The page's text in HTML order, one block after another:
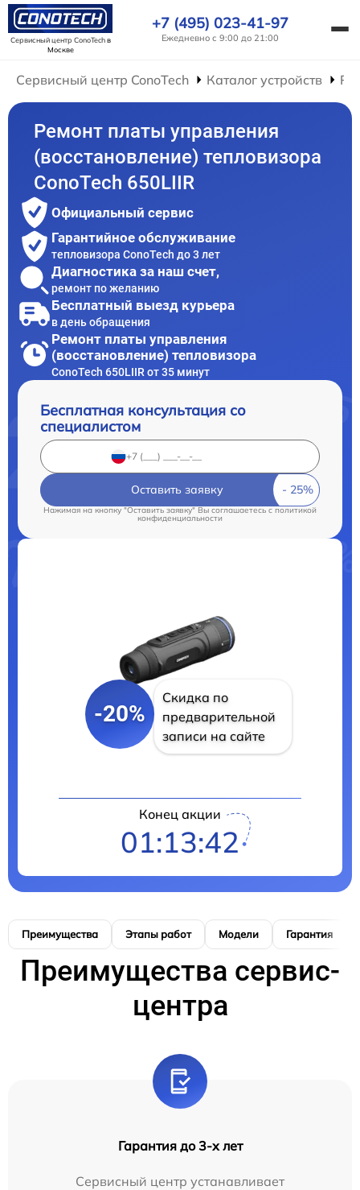
Сервисный центр ConoTechв
Москве
+7 (495) 023-41-97
Ежедневно с 9:00 до 21:00
Сервисный центр ConoTech Каталог устройств
Ремонт платы управления
(восстановление) тепловизора
ConoTech 650LIIR
Официальный сервис
Гарантийное обслуживание
тепловизора ConoTech до 3 лет
Диагностика за наш счет,
ремонт по желанию
Бесплатный выезд курьера
в день обращения
Ремонт платы управления
(восстановление) тепловизора
ConoTech 650LIIR от 35 минут
Бесплатная консультация со
специалистом
Оставить заявку
Нажимая на кнопку "Оставить заявку" Вы соглашаетесь cполитикой
конфиденциальности
-20%
Скидка по
предварительной
записи на сайте
Конец акции
01:13:41
Преимущества Этапы работ Модели Гарантия
Преимущества сервис-
центра
Гарантия до 3-х лет
Сервисный центр устанавливает